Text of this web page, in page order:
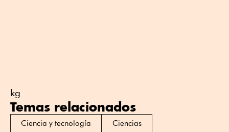
kg
Temas relacionados
Ciencia y tecnología
Ciencias